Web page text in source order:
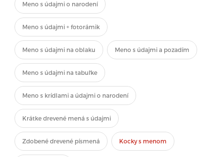
Meno s údajmi o narodení
Meno s údajmi + fotorámik
Meno s údajmi na oblaku Meno s údajmi a pozadím
Meno s údajmi na tabuľke
Meno s krídlami a údajmi o narodení
Krátke drevené mená s údajmi
Zdobené drevené písmená Kocky s menom